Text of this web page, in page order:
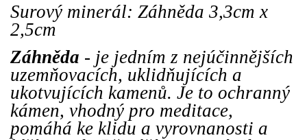
Surový minerál: Záhněda 3,3cm x
2,5cm
Záhněda - je jedním z nejúčinnějších
uzemňovacích, uklidňujících a
ukotvujících kamenů. Je to ochranný
kámen, vhodný pro meditace,
pomáhá ke klidu a vyrovnanosti a